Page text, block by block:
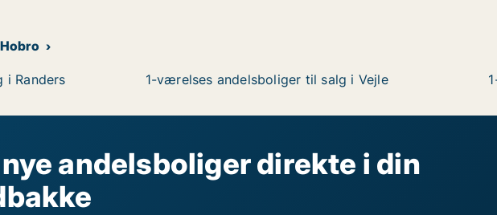
i Randers
1-værelses andelsboliger til salg i Vejle
nye andelsboliger direkte i din